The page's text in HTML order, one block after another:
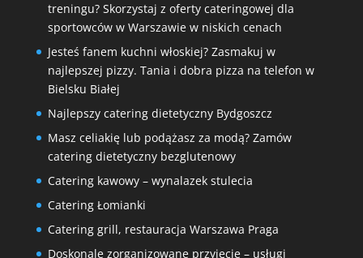
treningu? Skorzystaj z oferty cateringowej dla
sportowców w Warszawie w niskich cenach
Jesteś fanem kuchni włoskiej? Zasmakuj w
najlepszej pizzy. Tania i dobra pizza na telefon w
Bielsku Białej
Najlepszy catering dietetyczny Bydgoszcz
Masz celiakię lub podążasz za modą? Zamów
catering dietetyczny bezglutenowy
Catering kawowy – wynalazek stulecia
Catering Łomianki
Catering grill, restauracja Warszawa Praga
Doskonale zorganizowane przyjęcie – usługi